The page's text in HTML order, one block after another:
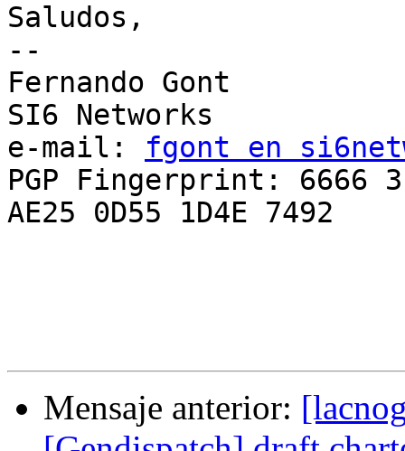
Saludos,
--
Fernando Gont
SI6 Networks
e-mail: fgont en
PGP Fingerprint: 6666
AE25 0D55 1D4E 7492
Mensaje anterior: